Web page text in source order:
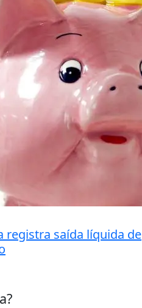
registra saída líquida de